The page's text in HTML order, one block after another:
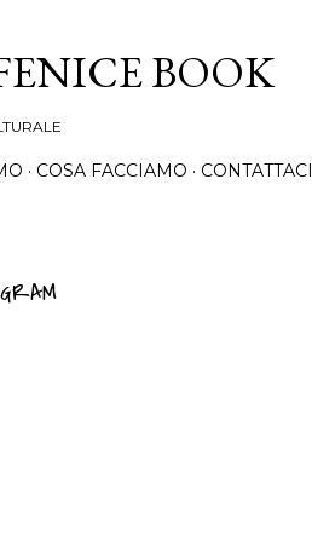
BOOK
COSA FACCIAMO CONTATTACI